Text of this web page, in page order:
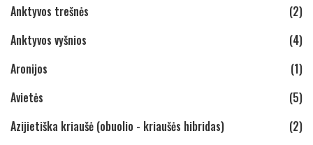
Anktyvos trešnės
(2)
Anktyvos vyšnios
(4)
Aronijos
(1)
Avietės
(5)
Azijietiška kriaušė (obuolio - kriaušės hibridas)
(2)